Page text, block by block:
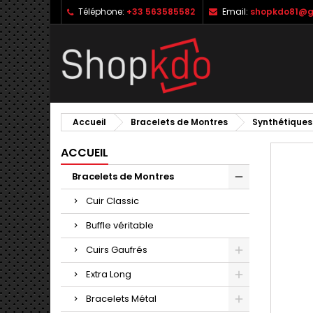
Téléphone: +33 563585582 Email:
Accueil Bracelets de Montres Synthétiques
ACCUEIL
Bracelets de Montres
Cuir Classic
Buffle véritable
Cuirs Gaufrés
Extra Long
Bracelets Métal